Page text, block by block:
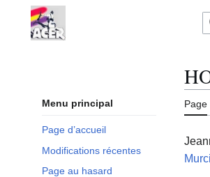
contenu
Encyclopédie : Brigades
Menu principal
Page d’accueil
Modifications récentes
Page au hasard
Page